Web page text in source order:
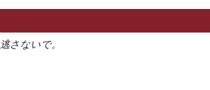
さないで。